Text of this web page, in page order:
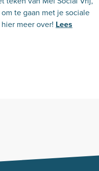
te gaan met je sociale
meer over! Lees